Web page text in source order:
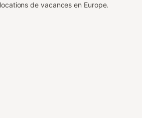
de vacances en Europe.